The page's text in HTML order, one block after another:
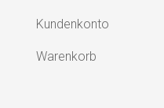
Kundenkonto
Warenkorb